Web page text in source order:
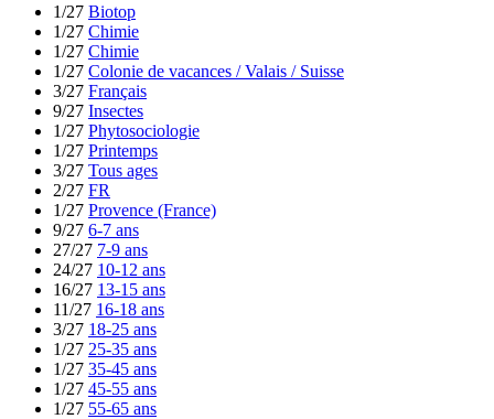
1/27 Biotop
1/27 Chimie
1/27 Chimie
1/27 Colonie de vacances / Valais / Suisse
3/27 Français
9/27 Insectes
1/27 Phytosociologie
1/27 Printemps
3/27 Tous ages
2/27 FR
1/27 Provence (France)
9/27 6-7 ans
27/27 7-9 ans
24/27 10-12 ans
16/27 13-15 ans
11/27 16-18 ans
3/27 18-25 ans
1/27 25-35 ans
1/27 35-45 ans
1/27 45-55 ans
1/27 55-65 ans